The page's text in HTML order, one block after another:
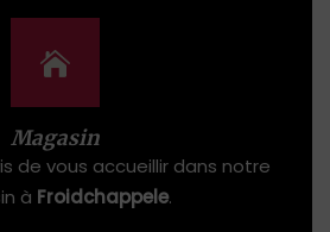
Magasin
de vous accueillir dans notre
à Froidchappele.